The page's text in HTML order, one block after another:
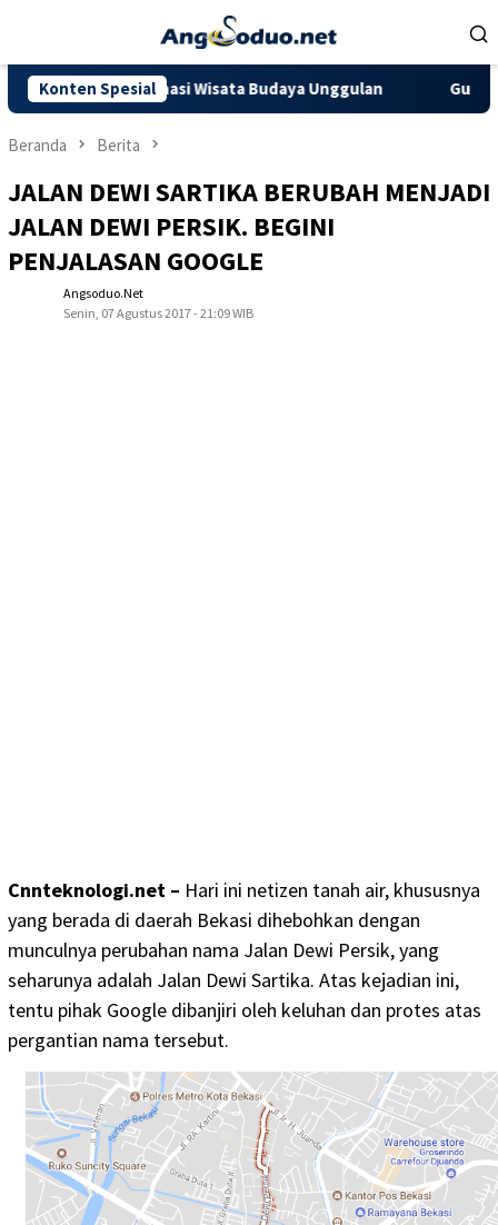
Konten Spesial
Destinasi Wisata Budaya Unggulan Gubernur Al
Beranda Berita
JALAN DEWI SARTIKA BERUBAH MENJADI
JALAN DEWI PERSIK. BEGINI
PENJALASAN GOOGLE
Angsoduo.net
Senin, 07 Agustus 2017 - 21:09 WIB
Cnnteknologi.net – Hari ini netizen tanah air, khususnya
yang berada di daerah Bekasi dihebohkan dengan
munculnya perubahan nama Jalan Dewi Persik, yang
seharunya adalah Jalan Dewi Sartika. Atas kejadian ini,
tentu pihak Google dibanjiri oleh keluhan dan protes atas
pergantian nama tersebut.